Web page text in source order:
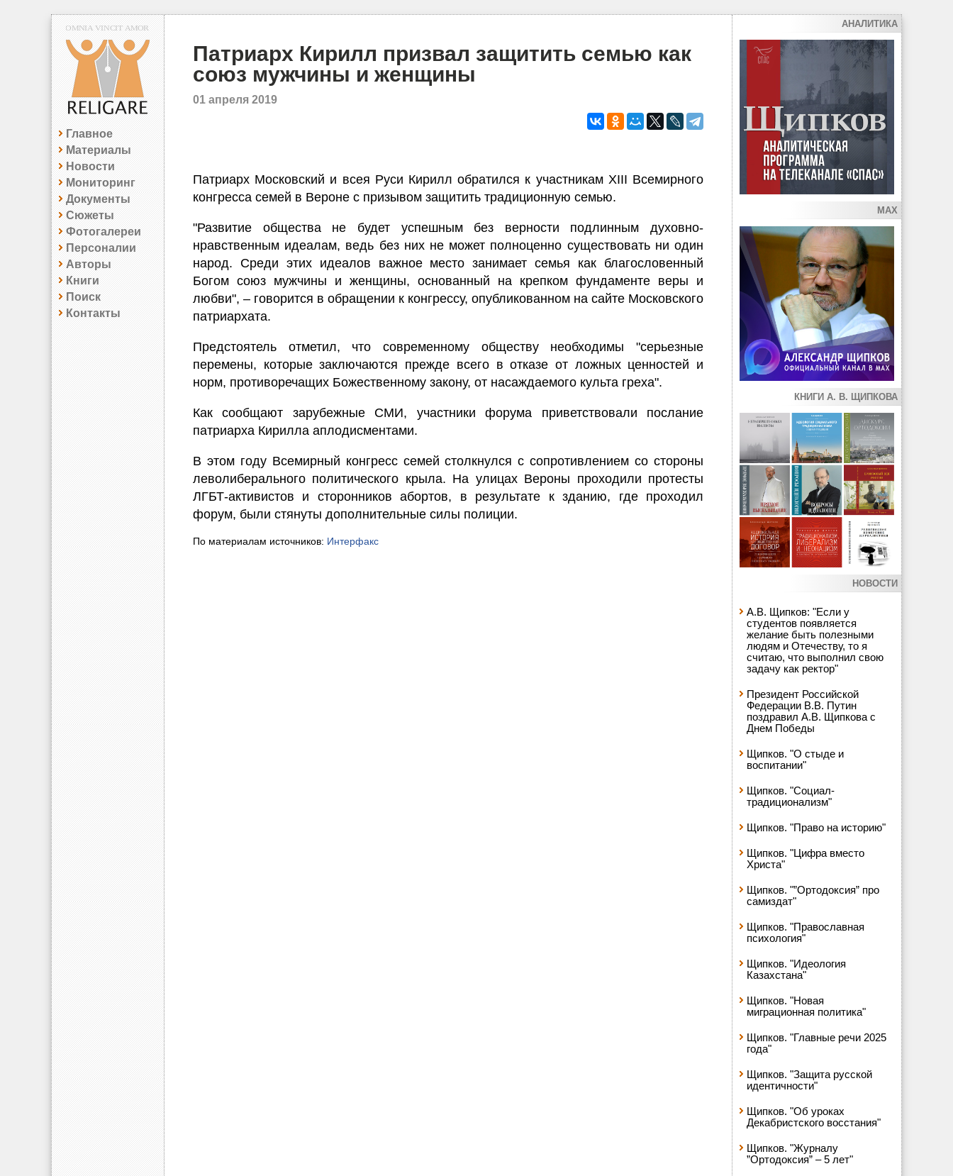
Главное
Материалы
Новости
Мониторинг
Документы
Сюжеты
Фотогалереи
Персоналии
Авторы
Книги
Поиск
Контакты
Патриарх Кирилл призвал защитить семью как
союз мужчины и женщины
01 апреля 2019
Патриарх Московский и всея Руси Кирилл обратился к участникам XIII Всемирного
конгресса семей в Вероне с призывом защитить традиционную семью.
"Развитие общества не будет успешным без верности подлинным духовно-
нравственным идеалам, ведь без них не может полноценно существовать ни один
народ. Среди этих идеалов важное место занимает семья как благословенный
Богом союз мужчины и женщины, основанный на крепком фундаменте веры и
любви", – говорится в обращении к конгрессу, опубликованном на сайте Московского
патриархата.
Предстоятель отметил, что современному обществу необходимы "серьезные
перемены, которые заключаются прежде всего в отказе от ложных ценностей и
норм, противоречащих Божественному закону, от насаждаемого культа греха".
Как сообщают зарубежные СМИ, участники форума приветствовали послание
патриарха Кирилла аплодисментами.
В этом году Всемирный конгресс семей столкнулся с сопротивлением со стороны
леволиберального политического крыла. На улицах Вероны проходили протесты
ЛГБТ-активистов и сторонников абортов, в результате к зданию, где проходил
форум, были стянуты дополнительные силы полиции.
По материалам источников: Интерфакс
АНАЛИТИКА
MAX
КНИГИ А. В. ЩИПКОВА
НОВОСТИ
А.В. Щипков: "Если у
студентов появляется
желание быть полезными
людям и Отечеству, то я
считаю, что выполнил свою
задачу как ректор"
Президент Российской
Федерации В.В. Путин
поздравил А.В. Щипкова с
Днем Победы
Щипков. "О стыде и
воспитании"
Щипков. "Социал-
традиционализм"
Щипков. "Право на историю"
Щипков. "Цифра вместо
Христа"
Щипков. "”Ортодоксия” про
самиздат"
Щипков. "Православная
психология"
Щипков. "Идеология
Казахстана"
Щипков. "Новая
миграционная политика"
Щипков. "Главные речи 2025
года"
Щипков. "Защита русской
идентичности"
Щипков. "Об уроках
Декабристского восстания"
Щипков. "Журналу
”Ортодоксия” – 5 лет"